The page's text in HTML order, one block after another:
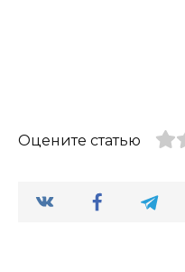
Оцените статью